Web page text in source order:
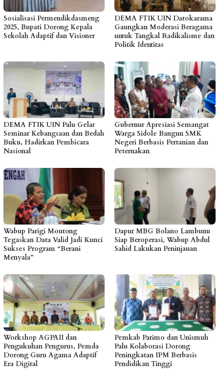
Sosialisasi Permendikdasmeng
2025, Bupati Dorong Kepala
Sekolah Adaptif dan Visioner
DEMA FTIK UIN Datokarama
Gaungkan Moderasi Beragama
untuk Tangkal Radikalisme dan
Politik Identitas
DEMA FTIK UIN Palu Gelar
Seminar Kebangsaan dan Bedah
Buku, Hadirkan Pembicara
Nasional
Gubernur Apresiasi Semangat
Warga Sidole Bangun SMK
Negeri Berbasis Pertanian dan
Peternakan
Wabup Parigi Moutong
Tegaskan Data Valid Jadi Kunci
Sukses Program “Berani
Menyala”
Dapur MBG Bolano Lambunu
Siap Beroperasi, Wabup Abdul
Sahid Lakukan Peninjauan
Workshop AGPAII dan
Pengukuhan Pengurus, Pemda
Dorong Guru Agama Adaptif
Era Digital
Pemkab Parimo dan Unismuh
Palu Kolaborasi Dorong
Peningkatan IPM Berbasis
Pendidikan Tinggi